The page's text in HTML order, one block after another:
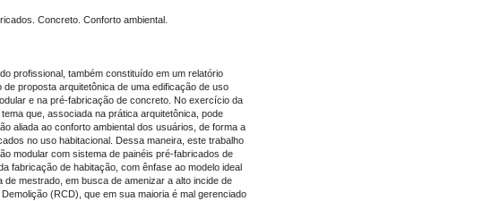
Concreto. Conforto ambiental.
profissional, também constituído em um relatório
proposta arquitetônica de uma edificação de uso
e na pré-fabricação de concreto. No exercício da
que, associada na prática arquitetônica, pode
aliada ao conforto ambiental dos usuários, de forma a
no uso habitacional. Dessa maneira, este trabalho
modular com sistema de painéis pré-fabricados de
fabricação de habitação, com ênfase ao modelo ideal
mestrado, em busca de amenizar a alto incide de
(RCD), que em sua maioria é mal gerenciado